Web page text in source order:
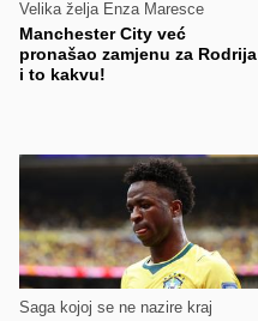
Velika želja Enza Maresce
Manchester City već
pronašao zamjenu za Rodrija
i to kakvu!
Saga kojoj se ne nazire kraj